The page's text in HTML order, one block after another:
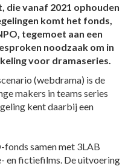
die vanaf 2021 ophouden
komt het fonds,
tegemoet aan een
noodzaak om in
voor dramaseries.
(webdrama) is de
makers in teams series
kent daarbij een
samen met 3LAB
en fictiefilms. De uitvoering